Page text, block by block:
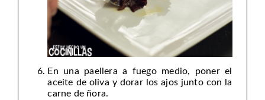
En una paellera a fuego medio, poner el
aceite de oliva y dorar los ajos junto con la
carne de ñora.